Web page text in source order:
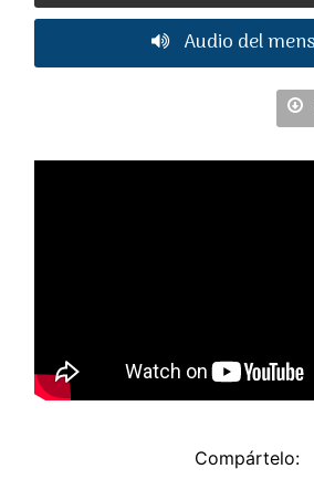
Audio del
Compártelo: